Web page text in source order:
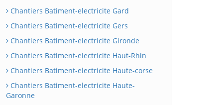
Chantiers Batiment-electricite Gard
Chantiers Batiment-electricite Gers
Chantiers Batiment-electricite Gironde
Chantiers Batiment-electricite Haut-Rhin
Chantiers Batiment-electricite Haute-corse
Chantiers Batiment-electricite Haute-
Garonne